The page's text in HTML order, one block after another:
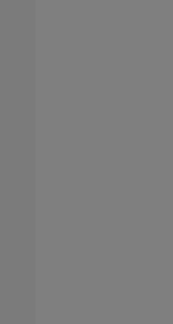
Dauphin rond droit
sur